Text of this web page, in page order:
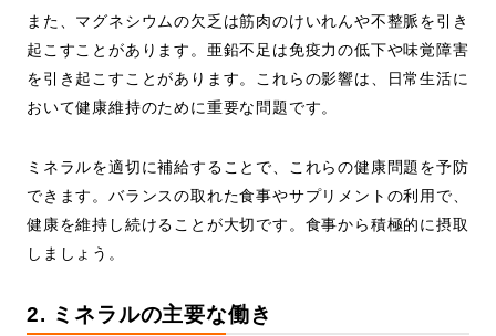
また、マグネシウムの欠乏は筋肉のけいれんや不整脈を引き
起こすことがあります。亜鉛不足は免疫力の低下や味覚障害
を引き起こすことがあります。これらの影響は、日常生活に
おいて健康維持のために重要な問題です。
ミネラルを適切に補給することで、これらの健康問題を予防
できます。バランスの取れた食事やサプリメントの利用で、
健康を維持し続けることが大切です。食事から積極的に摂取
しましょう。
2. ミネラルの主要な働き